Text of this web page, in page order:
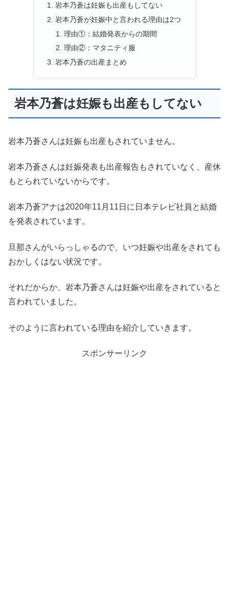
岩本乃蒼は妊娠も出産もしてない
岩本乃蒼が妊娠中と言われる理由は2つ
理由①：結婚発表からの期間
理由②：マタニティ服
岩本乃蒼の出産まとめ
岩本乃蒼は妊娠も出産もしてない
岩本乃蒼さんは妊娠も出産もされていません。
岩本乃蒼さんは妊娠発表も出産報告もされていなく、産休
もとられていないからです。
岩本乃蒼アナは2020年11月11日に日本テレビ社員と結婚
を発表されています。
旦那さんがいらっしゃるので、いつ妊娠や出産をされても
おかしくはない状況です。
それだからか、岩本乃蒼さんは妊娠や出産をされていると
言われていました。
そのように言われている理由を紹介していきます。
スポンサーリンク